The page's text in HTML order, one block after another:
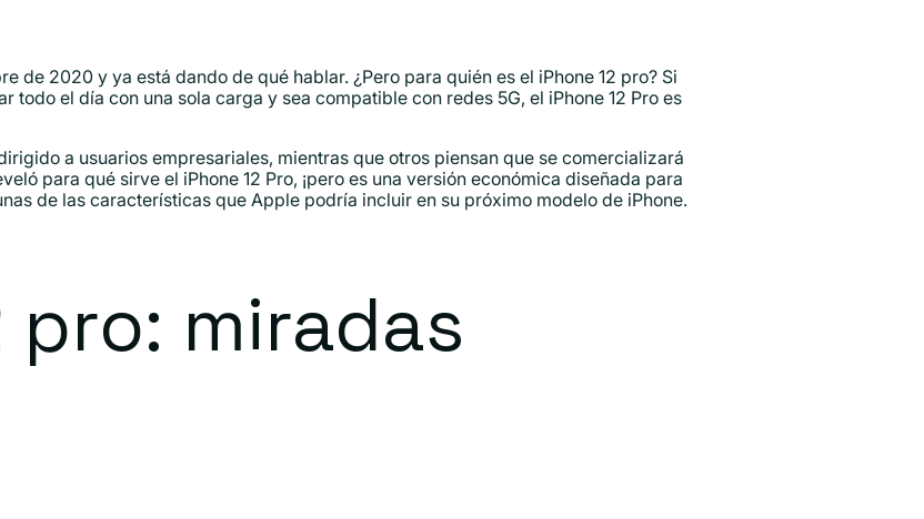
de 2020 y ya está dando de qué hablar. ¿Pero para quién es el iPhone 12 pro? Si
todo el día con una sola carga y sea compatible con redes 5G, el iPhone 12 Pro es
a usuarios empresariales, mientras que otros piensan que se comercializará
para qué sirve el iPhone 12 Pro, ¡pero es una versión económica diseñada para
de las características que Apple podría incluir en su próximo modelo de iPhone.
pro: miradas